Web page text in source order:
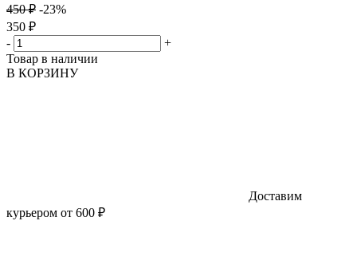
450 ₽ -23%
350 ₽
-
+
Товар в наличии
В КОРЗИНУ
Доставим
курьером от 600 ₽